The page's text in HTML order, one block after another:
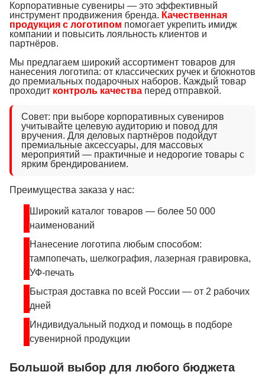
Корпоративные сувениры — это эффективный
инструмент продвижения бренда. Качественная
продукция с логотипом помогает укрепить имидж
компании и повысить лояльность клиентов и
партнёров.
Мы предлагаем широкий ассортимент товаров для
нанесения логотипа: от классических ручек и блокнотов
до премиальных подарочных наборов. Каждый товар
проходит контроль качества перед отправкой.
Совет: при выборе корпоративных сувениров
учитывайте целевую аудиторию и повод для
вручения. Для деловых партнёров подойдут
премиальные аксессуары, для массовых
мероприятий — практичные и недорогие товары с
ярким брендированием.
Преимущества заказа у нас:
Широкий каталог товаров — более 50 000
наименований
Нанесение логотипа любым способом:
тампопечать, шелкография, лазерная гравировка,
УФ-печать
Быстрая доставка по всей России — от 2 рабочих
дней
Индивидуальный подход и помощь в подборе
сувенирной продукции
Большой выбор для любого бюджета